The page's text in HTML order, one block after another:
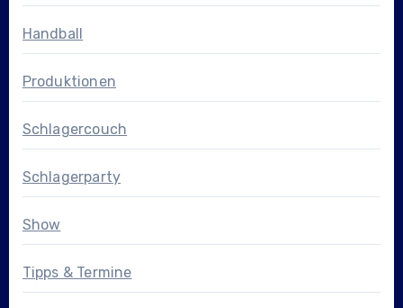
Handball
Produktionen
Schlagercouch
Schlagerparty
Show
Tipps & Termine